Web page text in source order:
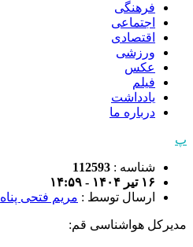
فرهنگی
اجتماعی
اقتصادی
ورزشی
عکس
فیلم
یادداشت
درباره ما
پ
شناسه : 112593
۱۶ تیر ۱۴۰۴ - ۱۴:۵۹
ارسال توسط : مریم فتحی پناه
مدیرکل هواشناسی قم: